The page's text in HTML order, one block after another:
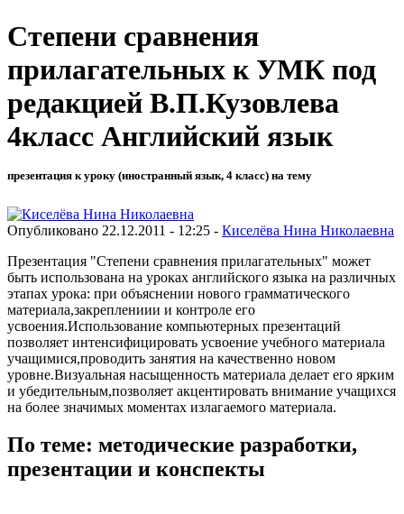
Степени сравнения
прилагательных к УМК под
редакцией В.П.Кузовлева
4класс Английский язык
презентация к уроку (иностранный язык, 4 класс) на тему
Опубликовано 22.12.2011 - 12:25 - Киселёва Нина Николаевна
Презентация "Степени сравнения прилагательных" может
быть использована на уроках английского языка на различных
этапах урока: при объяснении нового грамматического
материала,закреплениии и контроле его
усвоения.Использование компьютерных презентаций
позволяет интенсифицировать усвоение учебного материала
учащимися,проводить занятия на качественно новом
уровне.Визуальная насыщенность материала делает его ярким
и убедительным,позволяет акцентировать внимание учащихся
на более значимых моментах излагаемого материала.
По теме: методические разработки,
презентации и конспекты